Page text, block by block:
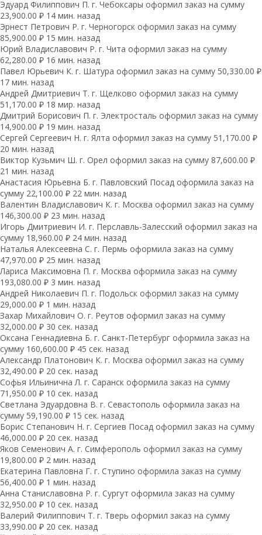
Эдуард Филиппович П. г. Чебоксары оформил заказ на сумму
23,900.00 ₽ 14 мин. назад
Эрнест Петрович Р. г. Черногорск оформил заказ на сумму
85,900.00 ₽ 15 мин. назад
Юрий Владиславович Р. г. Чита оформил заказ на сумму
62,280.00 ₽ 16 мин. назад
Павел Юрьевич К. г. Шатура оформил заказ на сумму 50,330.00 ₽
17 мин. назад
Андрей Дмитриевич Т. г. Щелково оформил заказ на сумму
51,170.00 ₽ 18 мир. назад
Дмитрий Борисович П. г. Электросталь оформил заказ на сумму
14,900.00 ₽ 19 мин. назад
Сергей Сергеевич Н. г. Ялта оформил заказ на сумму 51,170.00 ₽
20 мин. назад
Виктор Кузьмич Ш. г. Орел оформил заказ на сумму 87,600.00 ₽
21 мин. назад
Анастасия Юрьевна Б. г. Павловский Посад оформила заказ на
сумму 22,100.00 ₽ 22 мин. назад
Валентин Владиславович К. г. Москва оформил заказ на сумму
146,300.00 ₽ 23 мин. назад
Игорь Дмитриевич И. г. Перславль-Залесский оформил заказ на
сумму 18,960.00 ₽ 24 мин. назад
Наталья Алексеевна С. г. Пермь оформила заказ на сумму
47,970.00 ₽ 25 мин. назад
Лариса Максимовна П. г. Москва оформила заказ на сумму
193,080.00 ₽ 3 мин. назад
Андрей Николаевич П. г. Подольск оформил заказ на сумму
29,000.00 ₽ 1 мин. назад
Захар Михайлович О. г. Реутов оформил заказ на сумму
32,000.00 ₽ 30 сек. назад
Оксана Геннадиевна Б. г. Санкт-Петербург оформила заказ на
сумму 160,600.00 ₽ 45 сек. назад
Александр Платонович К. г. Москва оформил заказ на сумму
32,490.00 ₽ 20 сек. назад
Софья Ильинична Л. г. Саранск оформила заказ на сумму
71,950.00 ₽ 10 сек. назад
Светлана Эдуардовна В. г. Севастополь оформила заказ на
сумму 59,190.00 ₽ 15 сек. назад
Борис Степанович Н. г. Сергиев Посад оформил заказ на сумму
46,000.00 ₽ 20 сек. назад
Яков Семенович А. г. Симферополь оформил заказ на сумму
19,800.00 ₽ 2 мин. назад
Екатерина Павловна Г. г. Ступино оформила заказ на сумму
56,400.00 ₽ 1 мин. назад
Анна Станиславовна Р. г. Сургут оформила заказ на сумму
32,950.00 ₽ 10 сек. назад
Валерий Филиппович Т. г. Тверь оформил заказ на сумму
33,990.00 ₽ 20 сек. назад